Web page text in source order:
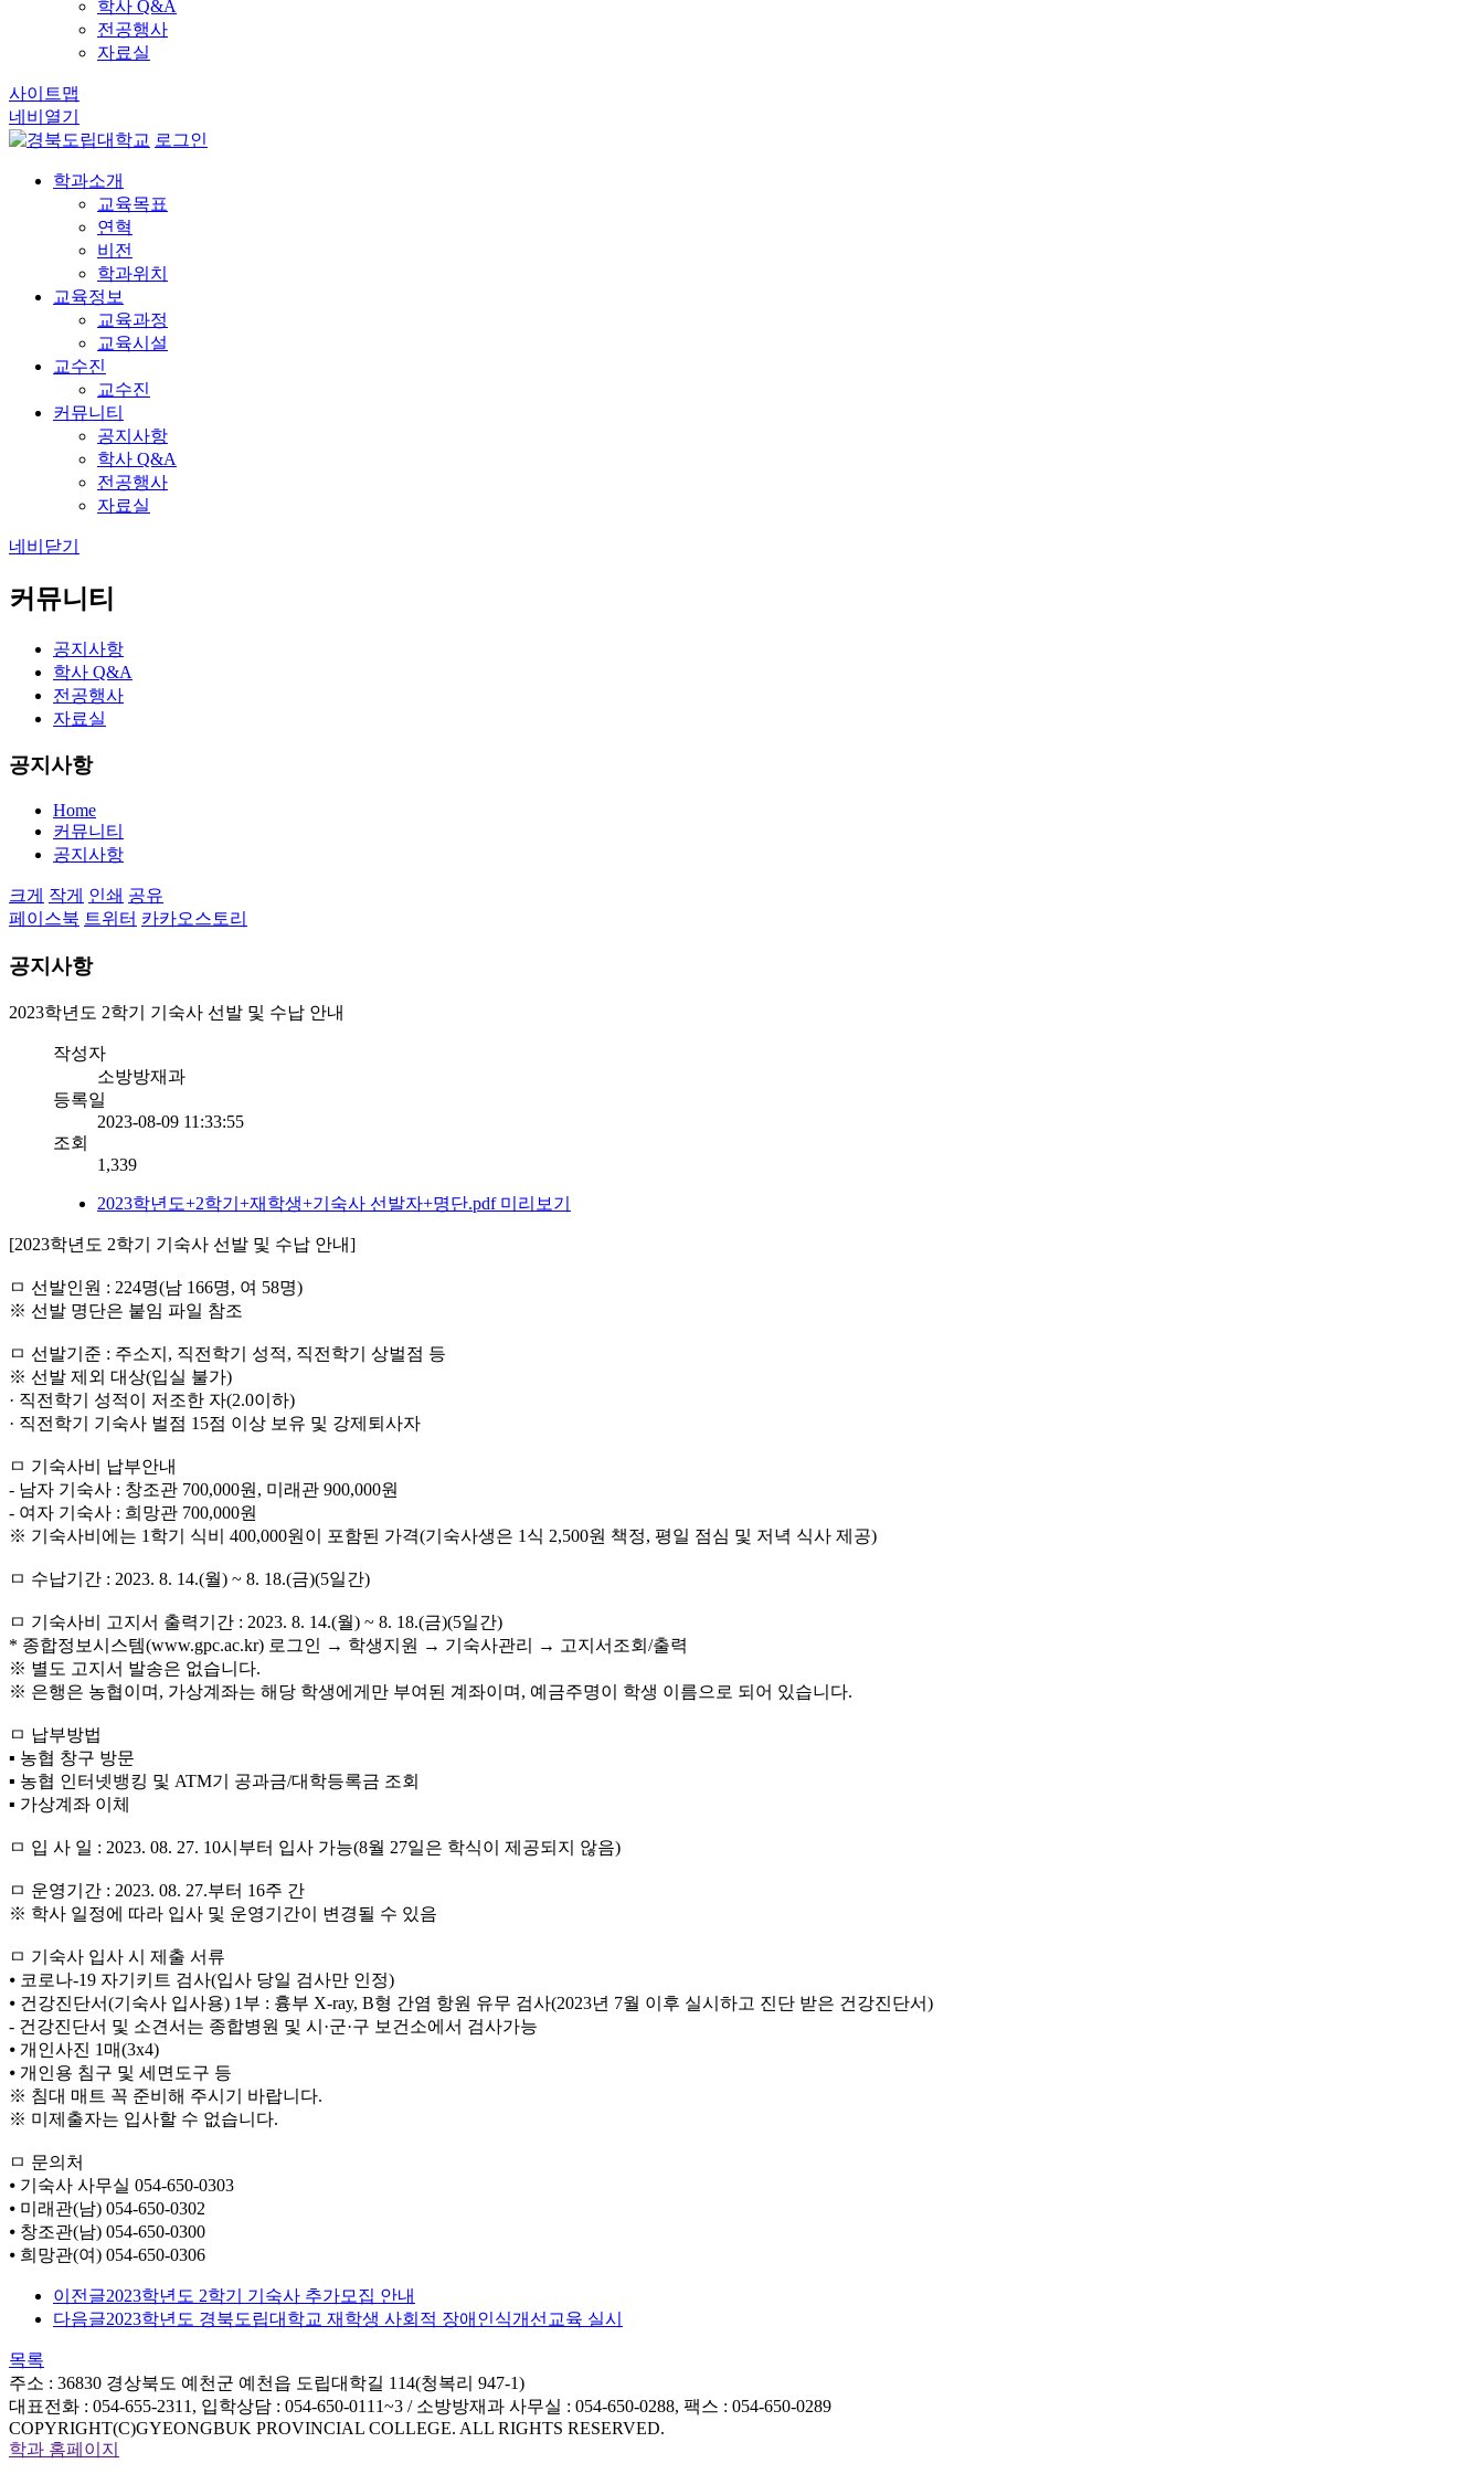
학사 Q&A
전공행사
자료실
사이트맵
네비열기
로그인
학과소개
교육목표
연혁
비전
학과위치
교육정보
교육과정
교육시설
교수진
교수진
커뮤니티
공지사항
학사 Q&A
전공행사
자료실
네비닫기
커뮤니티
공지사항
학사 Q&A
전공행사
자료실
공지사항
Home
커뮤니티
공지사항
크게 작게 인쇄 공유
페이스북 트위터 카카오스토리
공지사항
2023학년도 2학기 기숙사 선발 및 수납 안내
작성자
소방방재과
등록일
2023-08-09 11:33:55
조회
1,339
2023학년도+2학기+재학생+기숙사 선발자+명단.pdf 미리보기
[2023학년도 2학기 기숙사 선발 및 수납 안내]
ㅁ 선발인원 : 224명(남 166명, 여 58명)
※ 선발 명단은 붙임 파일 참조
ㅁ 선발기준 : 주소지, 직전학기 성적, 직전학기 상벌점 등
※ 선발 제외 대상(입실 불가)
· 직전학기 성적이 저조한 자(2.0이하)
· 직전학기 기숙사 벌점 15점 이상 보유 및 강제퇴사자
ㅁ 기숙사비 납부안내
- 남자 기숙사 : 창조관 700,000원, 미래관 900,000원
- 여자 기숙사 : 희망관 700,000원
※ 기숙사비에는 1학기 식비 400,000원이 포함된 가격(기숙사생은 1식 2,500원 책정, 평일 점심 및 저녁 식사 제공)
ㅁ 수납기간 : 2023. 8. 14.(월) ~ 8. 18.(금)(5일간)
ㅁ 기숙사비 고지서 출력기간 : 2023. 8. 14.(월) ~ 8. 18.(금)(5일간)
* 종합정보시스템(www.gpc.ac.kr) 로그인 → 학생지원 → 기숙사관리 → 고지서조회/출력
※ 별도 고지서 발송은 없습니다.
※ 은행은 농협이며, 가상계좌는 해당 학생에게만 부여된 계좌이며, 예금주명이 학생 이름으로 되어 있습니다.
ㅁ 납부방법
▪ 농협 창구 방문
▪ 농협 인터넷뱅킹 및 ATM기 공과금/대학등록금 조회
▪ 가상계좌 이체
ㅁ 입 사 일 : 2023. 08. 27. 10시부터 입사 가능(8월 27일은 학식이 제공되지 않음)
ㅁ 운영기간 : 2023. 08. 27.부터 16주 간
※ 학사 일정에 따라 입사 및 운영기간이 변경될 수 있음
ㅁ 기숙사 입사 시 제출 서류
⦁ 코로나-19 자기키트 검사(입사 당일 검사만 인정)
⦁ 건강진단서(기숙사 입사용) 1부 : 흉부 X-ray, B형 간염 항원 유무 검사(2023년 7월 이후 실시하고 진단 받은 건강진단서)
- 건강진단서 및 소견서는 종합병원 및 시·군·구 보건소에서 검사가능
⦁ 개인사진 1매(3x4)
⦁ 개인용 침구 및 세면도구 등
※ 침대 매트 꼭 준비해 주시기 바랍니다.
※ 미제출자는 입사할 수 없습니다.
ㅁ 문의처
⦁ 기숙사 사무실 054-650-0303
⦁ 미래관(남) 054-650-0302
⦁ 창조관(남) 054-650-0300
⦁ 희망관(여) 054-650-0306
이전글2023학년도 2학기 기숙사 추가모집 안내
다음글2023학년도 경북도립대학교 재학생 사회적 장애인식개선교육 실시
목록
주소 : 36830 경상북도 예천군 예천읍 도립대학길 114(청복리 947-1)
대표전화 : 054-655-2311, 입학상담 : 054-650-0111~3 / 소방방재과 사무실 : 054-650-0288, 팩스 : 054-650-0289
COPYRIGHT(C)GYEONGBUK PROVINCIAL COLLEGE. ALL RIGHTS RESERVED.
학과 홈페이지